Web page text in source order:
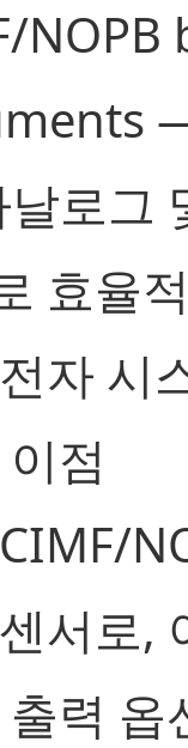
NOPB
로그
효율
자 시
점
서로,
력 옵